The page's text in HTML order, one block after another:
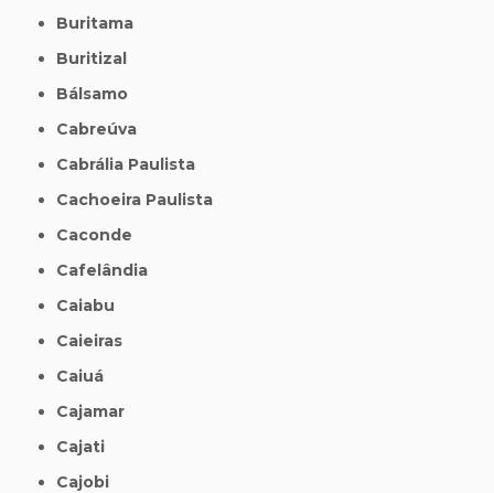
Buritama
Buritizal
Bálsamo
Cabreúva
Cabrália Paulista
Cachoeira Paulista
Caconde
Cafelândia
Caiabu
Caieiras
Caiuá
Cajamar
Cajati
Cajobi